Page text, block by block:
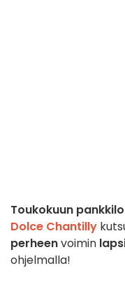
Toukokuun
Dolce Chantilly
perheenvoimin
ohjelmalla!